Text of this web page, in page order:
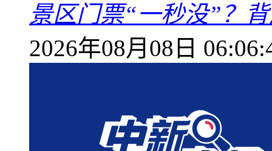
景区门票“一秒没”？
2026年08月08日